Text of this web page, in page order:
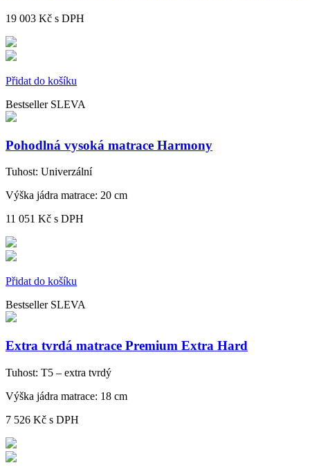
19 003 Kč s DPH
Přidat do košíku
Bestseller SLEVA
Pohodlná vysoká matrace Harmony
Tuhost: Univerzální
Výška jádra matrace: 20 cm
11 051 Kč s DPH
Přidat do košíku
Bestseller SLEVA
Extra tvrdá matrace Premium Extra Hard
Tuhost: T5 – extra tvrdý
Výška jádra matrace: 18 cm
7 526 Kč s DPH